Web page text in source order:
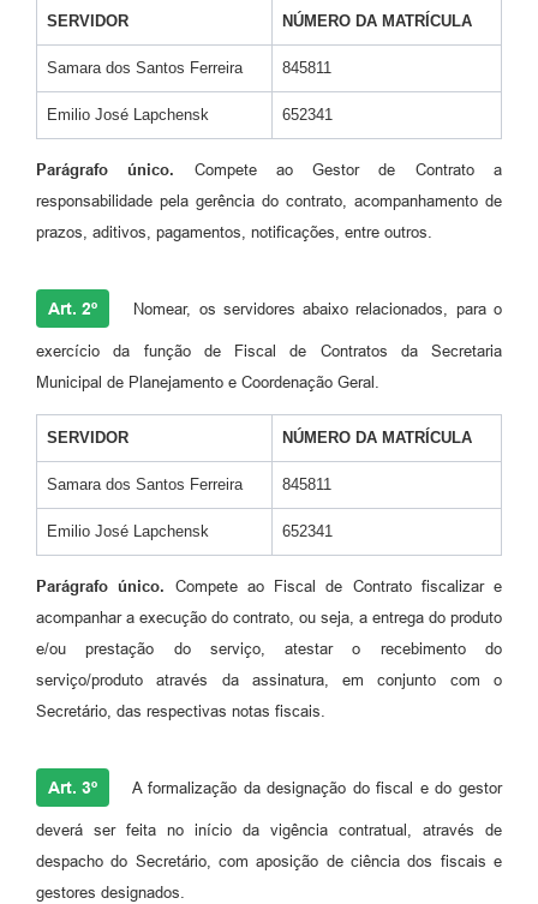
SERVIDOR NÚMERO DA MATRÍCULA
Samara dos Santos Ferreira 845811
Emilio José Lapchensk 652341
Parágrafo único. Compete ao Gestor de Contrato a
responsabilidade pela gerência do contrato, acompanhamento de
prazos, aditivos, pagamentos, notificações, entre outros.
Art. 2º Nomear, os servidores abaixo relacionados, para o
exercício da função de Fiscal de Contratos da Secretaria
Municipal de Planejamento e Coordenação Geral.
SERVIDOR NÚMERO DA MATRÍCULA
Samara dos Santos Ferreira 845811
Emilio José Lapchensk 652341
Parágrafo único. Compete ao Fiscal de Contrato fiscalizar e
acompanhar a execução do contrato, ou seja, a entrega do produto
e/ou prestação do serviço, atestar o recebimento do
serviço/produto através da assinatura, em conjunto com o
Secretário, das respectivas notas fiscais.
Art. 3º A formalização da designação do fiscal e do gestor
deverá ser feita no início da vigência contratual, através de
despacho do Secretário, com aposição de ciência dos fiscais e
gestores designados.